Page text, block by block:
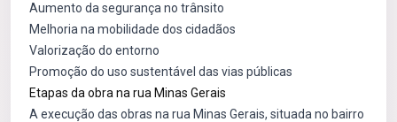
Aumento da segurança no trânsito
Melhoria na mobilidade dos cidadãos
Valorização do entorno
Promoção do uso sustentável das vias públicas
Etapas da obra na rua Minas Gerais
A execução das obras na rua Minas Gerais, situada no bairro